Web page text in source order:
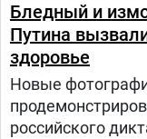
Бледный и
Путина
здоровье
Новые
российского